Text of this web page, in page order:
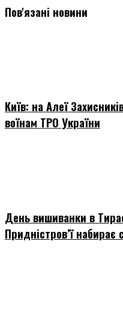
Пов'язані новини
Київ: на Алеї
воїнам ТРО України
День вишиванки в
Придністров’ї набирає